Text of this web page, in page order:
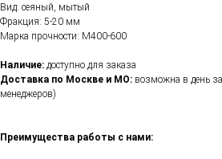
Вид: сеяный, мытый
Фракция: 5-20 мм
Марка прочности: М400-600
Наличие: доступно для заказа
Доставка по Москве и МО: возможна в день
менеджеров)
Преимущества работы с нами: